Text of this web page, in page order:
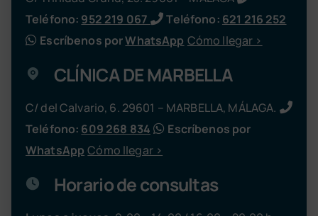
Teléfono: 952 219 067 Teléfono: 621 216 252
Escríbenos porWhatsApp Cómo llegar >
CLÍNICA DE MARBELLA
C/ del Calvario, 6. 29601 – MARBELLA, MÁLAGA.
Teléfono: 609 268 834
Escríbenos por
WhatsApp Cómo llegar >
Horario de consultas